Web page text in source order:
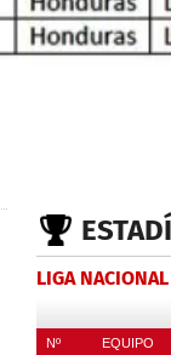
LIGA NACIONAL